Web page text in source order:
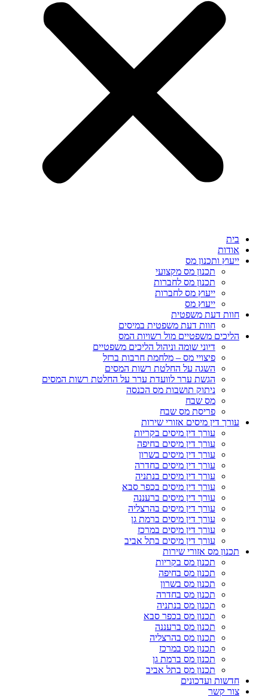
בית
אודות
ייעוץ ותכנון מס
תכנון מס מקצועי
תכנון מס לחברות
ייעוץ מס לחברות
ייעוץ מס
חוות דעת משפטית
חוות דעת משפטית במיסים
הליכים משפטיים מול רשויות המס
דיוני שומה וניהול הליכים משפטיים
פיצויי מס – מלחמת חרבות ברזל
השגה על החלטת רשות המסים
הגשת ערר לוועדת ערר על החלטת רשות המסים
ניתוק תושבות מס הכנסה
מס שבח
פריסת מס שבח
עורך דין מיסים אזורי שירות
עורך דין מיסים בקריות
עורך דין מיסים בחיפה
עורך דין מיסים בשרון
עורך דין מיסים בחדרה
עורך דין מיסים בנתניה
עורך דין מיסים בכפר סבא
עורך דין מיסים ברעננה
עורך דין מיסים בהרצליה
עורך דין מיסים ברמת גן
עורך דין מיסים במרכז
עורך דין מיסים בתל אביב
תכנון מס אזורי שירות
תכנון מס בקריות
תכנון מס בחיפה
תכנון מס בשרון
תכנון מס בחדרה
תכנון מס בנתניה
תכנון מס בכפר סבא
תכנון מס ברעננה
תכנון מס בהרצליה
תכנון מס במרכז
תכנון מס ברמת גן
תכנון מס בתל אביב
חדשות ועדכונים
צור קשר